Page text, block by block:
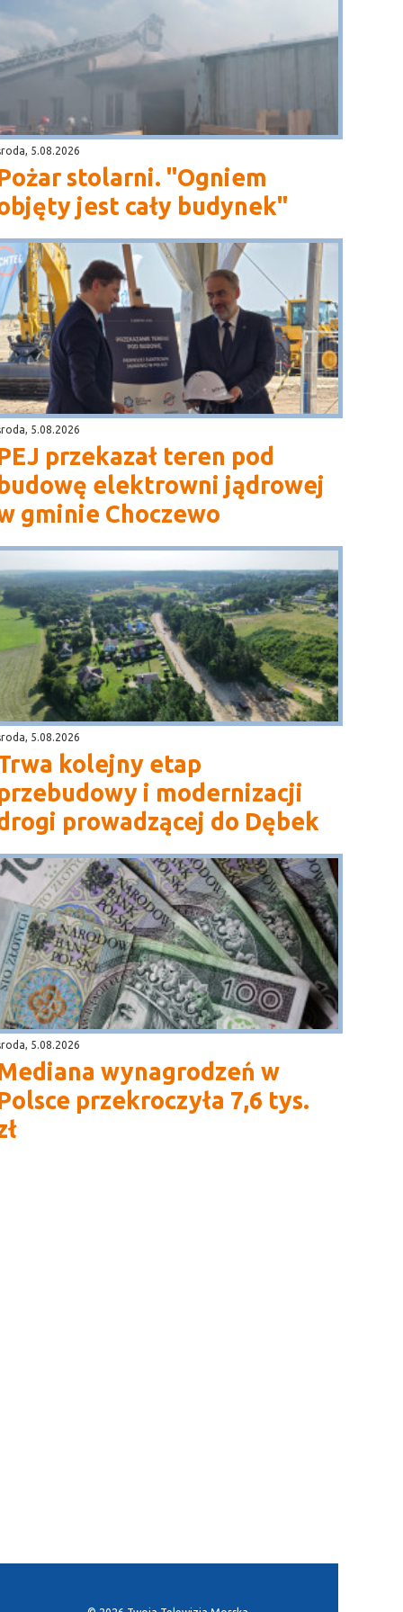
5.08.2026
stolarni. "Ogniem
jest cały budynek"
5.08.2026
przekazał teren pod
budowę elektrowni jądrowej
gminie Choczewo
5.08.2026
kolejny etap
i modernizacji
prowadzącej do Dębek
5.08.2026
wynagrodzeń w
przekroczyła 7,6 tys.